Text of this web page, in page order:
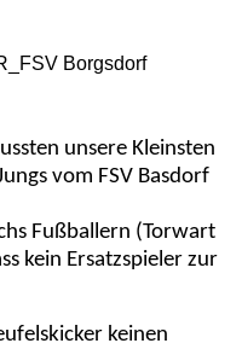
unsere Kleinsten
vom FSV Basdorf
Fußballern (Torwart
kein Ersatzspieler zur
keinen